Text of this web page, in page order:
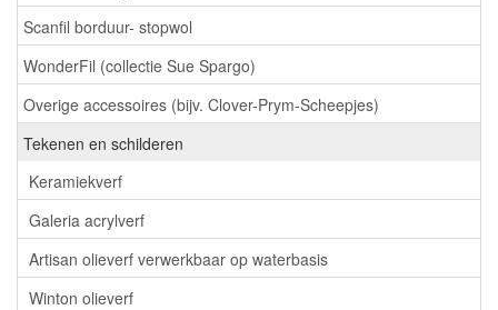
Scanfil borduur- stopwol
WonderFil (collectie Sue Spargo)
Overige accessoires (bijv. Clover-Prym-Scheepjes)
Tekenen en schilderen
Keramiekverf
Galeria acrylverf
Artisan olieverf verwerkbaar op waterbasis
Winton olieverf